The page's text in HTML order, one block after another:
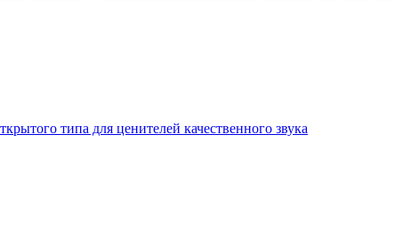
типа для ценителей качественного звука